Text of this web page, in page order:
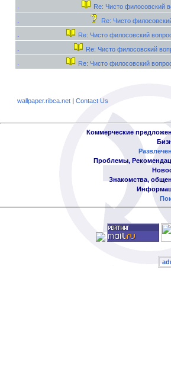
Re: Чисто филосовский
Re: Чисто
Re: Чисто филосовский
Re: Чисто филосовский
Re: Чисто филосовский
wallpaper.ribca.net| Contact Us
Коммерческие
Проблемы,
Знакомства,